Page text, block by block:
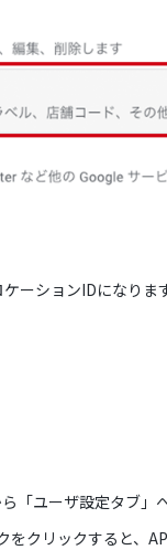
ーションIDになり
「ユーザ設定タブ
をクリックすると、